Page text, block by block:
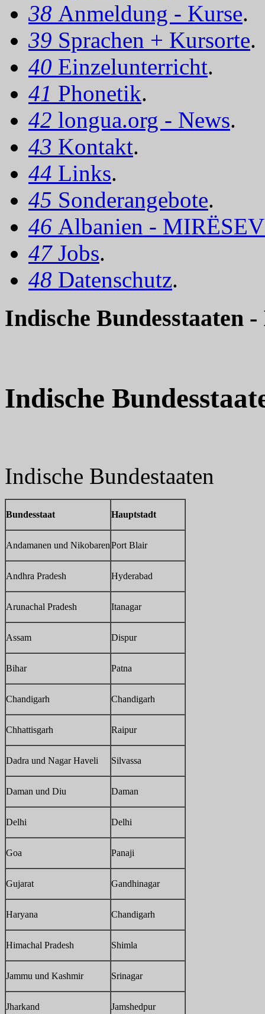
38 Anmeldung - Kurse.
39 Sprachen + Kursorte.
40 Einzelunterricht.
41 Phonetik.
42 longua.org - News.
43 Kontakt.
44 Links.
45 Sonderangebote.
46 Albanien -
47 Jobs.
48 Datenschutz.
Indische Bundesstaaten
Indische
Indische Bundestaaten
Bundesstaat Hauptstadt
Andamanen und NikobarenPort Blair
Andhra Pradesh Hyderabad
Arunachal Pradesh Itanagar
Assam Dispur
Bihar Patna
Chandigarh Chandigarh
Chhattisgarh Raipur
Dadra und Nagar Haveli Silvassa
Daman und Diu Daman
Delhi Delhi
Goa Panaji
Gujarat Gandhinagar
Haryana Chandigarh
Himachal Pradesh Shimla
Jammu und Kashmir Srinagar
Jharkand Jamshedpur